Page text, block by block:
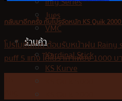
Jues
VMC
ร้านค้า
Kardinal Stick
KS Kurve
กลับมาอีกครั้ง กับโปรจัดหนัก KS Quik
โปรโมชั่นเด็ด ต้อนรับหน้าฝน Rainy
puff 5 แท่ง ได้ในราคาเพียง 1000